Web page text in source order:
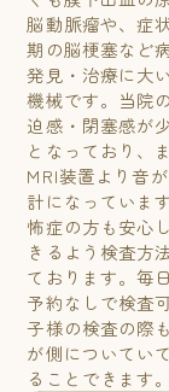
脳動脈瘤や、症
期の脳梗塞など
発見・治療に大
機械です。当院
迫感・閉塞感が
となっており、
MRI装置より音
計になっていま
怖症の方も安心
きるよう検査方
ております。毎
予約なしで検査
子様の検査の際
が側についてい
ることできます。